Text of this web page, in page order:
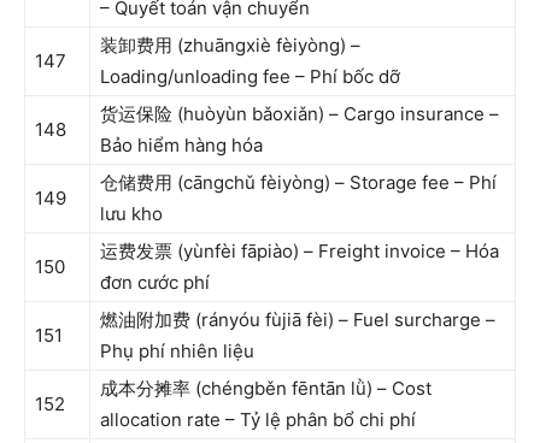
– Quyết toán vận chuyển
147
装卸费用 (zhuāngxiè fèiyòng) –
Loading/unloading fee – Phí bốc dỡ
148
货运保险 (huòyùn bǎoxiǎn) – Cargo insurance –
Bảo hiểm hàng hóa
149
仓储费用 (cāngchǔ fèiyòng) – Storage fee – Phí
lưu kho
150
运费发票 (yùnfèi fāpiào) – Freight invoice – Hóa
đơn cước phí
151
燃油附加费 (rányóu fùjiā fèi) – Fuel surcharge –
Phụ phí nhiên liệu
152
成本分摊率 (chéngběn fēntān lǜ) – Cost
allocation rate – Tỷ lệ phân bổ chi phí